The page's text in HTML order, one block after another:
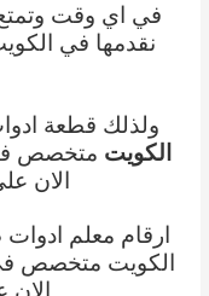
في اي وقت
نقدمها في
ولذلك قطعة
الكويت متخصص في
الان علي 51120552
ارقام معلم
الكويت متخصص في